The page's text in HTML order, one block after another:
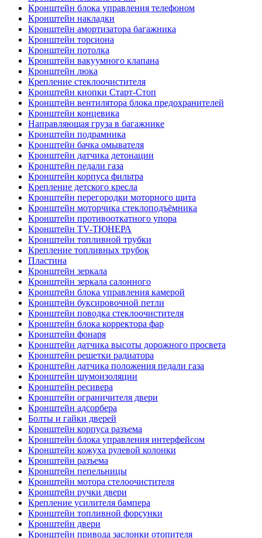
Кронштейн блока управления телефоном
Кронштейн накладки
Кронштейн амортизатора багажника
Кронштейн торсиона
Кронштейн потолка
Кронштейн вакуумного клапана
Кронштейн люка
Крепление стеклоочистителя
Кронштейн кнопки Старт-Стоп
Кронштейн вентилятора блока предохранителей
Кронштейн концевика
Направляющая груза в багажнике
Кронштейн подрамника
Кронштейн бачка омывателя
Кронштейн датчика детонации
Кронштейн педали газа
Кронштейн корпуса фильтра
Крепление детского кресла
Кронштейн перегородки моторного щита
Кронштейн моторчика стеклоподъёмника
Кронштейн противооткатного упора
Кронштейн TV-ТЮНЕРА
Кронштейн топливной трубки
Крепление топливных трубок
Пластина
Кронштейн зеркала
Кронштейн зеркала салонного
Кронштейн блока управления камерой
Кронштейн буксировочной петли
Кронштейн поводка стеклоочистителя
Кронштейн блока корректора фар
Кронштейн фонаря
Кронштейн датчика высоты дорожного просвета
Кронштейн решетки радиатора
Кронштейн датчика положения педали газа
Кронштейн шумоизоляции
Кронштейн ресивера
Кронштейн ограничителя двери
Кронштейн адсорбера
Болты и гайки дверей
Кронштейн корпуса разъема
Кронштейн блока управления интерфейсом
Кронштейн кожуха рулевой колонки
Кронштейн разъема
Кронштейн пепельницы
Кронштейн мотора стелоочистителя
Кронштейн ручки двери
Крепление усилителя бампера
Кронштейн топливной форсунки
Кронштейн двери
Кронштейн привода заслонки отопителя